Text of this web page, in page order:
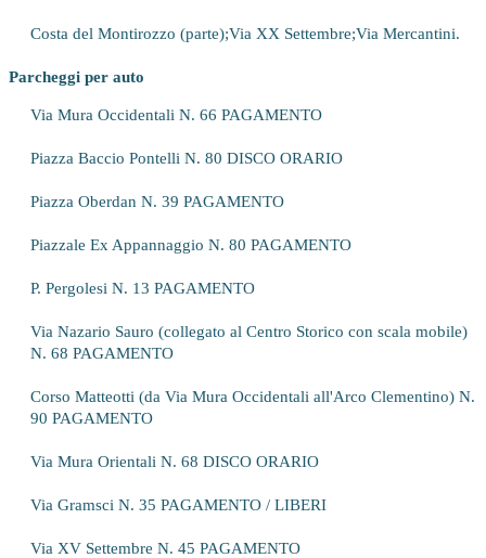
Costa del Montirozzo (parte);Via XX Settembre;Via Mercantini.
Parcheggi per auto
Via Mura Occidentali N. 66 PAGAMENTO
Piazza Baccio Pontelli N. 80 DISCO ORARIO
Piazza Oberdan N. 39 PAGAMENTO
Piazzale Ex Appannaggio N. 80 PAGAMENTO
P. Pergolesi N. 13 PAGAMENTO
Via Nazario Sauro (collegato al Centro Storico con scala mobile)
N. 68 PAGAMENTO
Corso Matteotti (da Via Mura Occidentali all'Arco Clementino) N.
90 PAGAMENTO
Via Mura Orientali N. 68 DISCO ORARIO
Via Gramsci N. 35 PAGAMENTO / LIBERI
Via XV Settembre N. 45 PAGAMENTO